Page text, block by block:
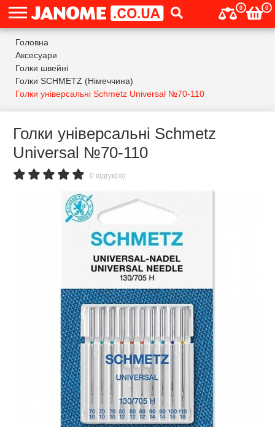
0 0
Головна
Аксесуари
Голки швейні
Голки SCHMETZ (Німеччина)
Голки універсальні Schmetz Universal №70-110
Голки універсальні Schmetz
Universal №70-110
0 відгук(ів)